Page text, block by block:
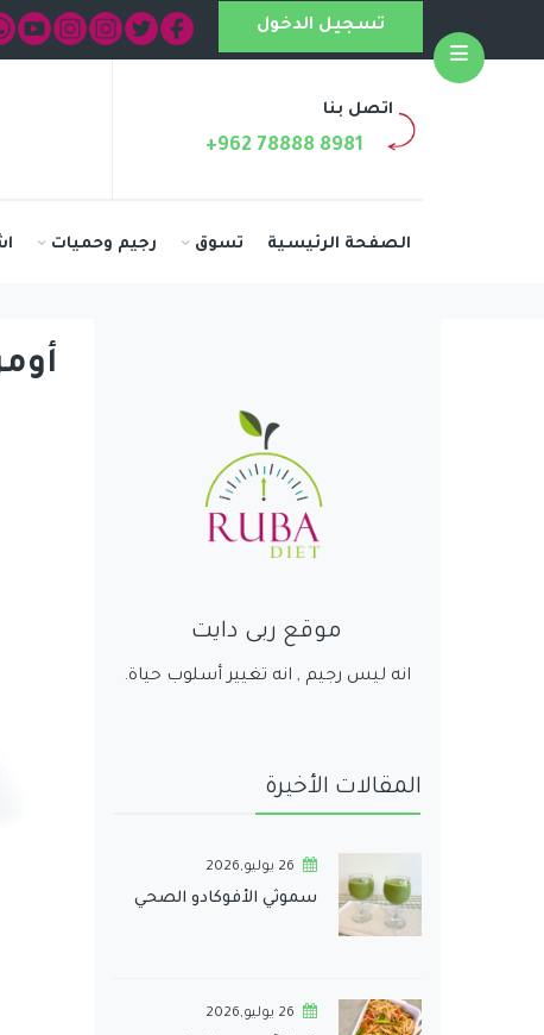
تسجيل الدخول
اتصل بنا
+962 78888 8981
الصفحة الرئيسية تسوق رجيم وحميات
موقع ربى دايت
انه ليس رجيم , انه تغيير أسلوب حياة.
المقالات الأخيرة
26 يوليو,2026
سموثي الأفوكادو الصحي
26 يوليو,2026